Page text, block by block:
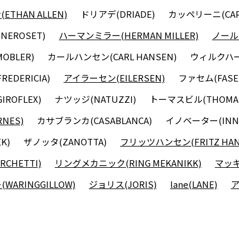
ALLEN)
ドリアデ(DRIADE) カッペリーニ
ハーマンミラー(HERMAN MILLER) ノー
カールハンセン(CARL HANSEN) ウィルクハ
アイラーセン(EILERSEN) ファセム
ナツッジ(NATUZZI) トーマスビル
カサブランカ(CASABLANCA) イノベーター
ザノッタ(ZANOTTA) フリッツハンセン(FRITZ
リングメカニック(RING MEKANIKK)
マッ
ジョリス(JORIS) lane(LANE)